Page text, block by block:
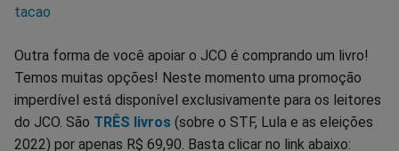
tacao
Outra forma de você apoiar o JCO é comprando um livro!
Temos muitas opções! Neste momento uma promoção
imperdível está disponível exclusivamente para os leitores
do JCO. São TRÊS livros (sobre o STF, Lula e as eleições
2022) por apenas R$ 69,90. Basta clicar no link abaixo: